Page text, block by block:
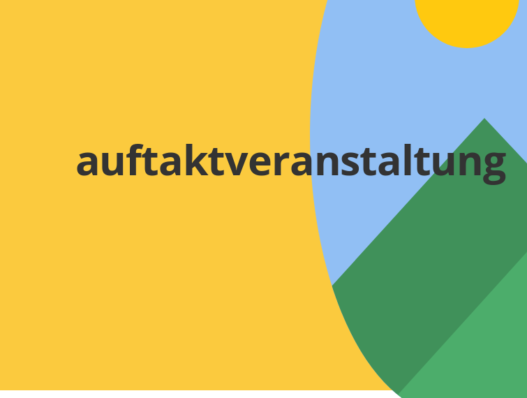
auftaktveranstaltung